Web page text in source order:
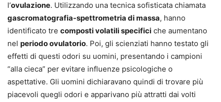
l’ovulazione. Utilizzando una tecnica sofisticata chiamata
gascromatografia-spettrometria di massa, hanno
identificato tre composti volatili specifici che aumentano
nel periodo ovulatorio. Poi, gli scienziati hanno testato gli
effetti di questi odori su uomini, presentando i campioni
“alla cieca” per evitare influenze psicologiche o
aspettative. Gli uomini dichiaravano quindi di trovare più
piacevoli quegli odori e apparivano più attratti dai volti